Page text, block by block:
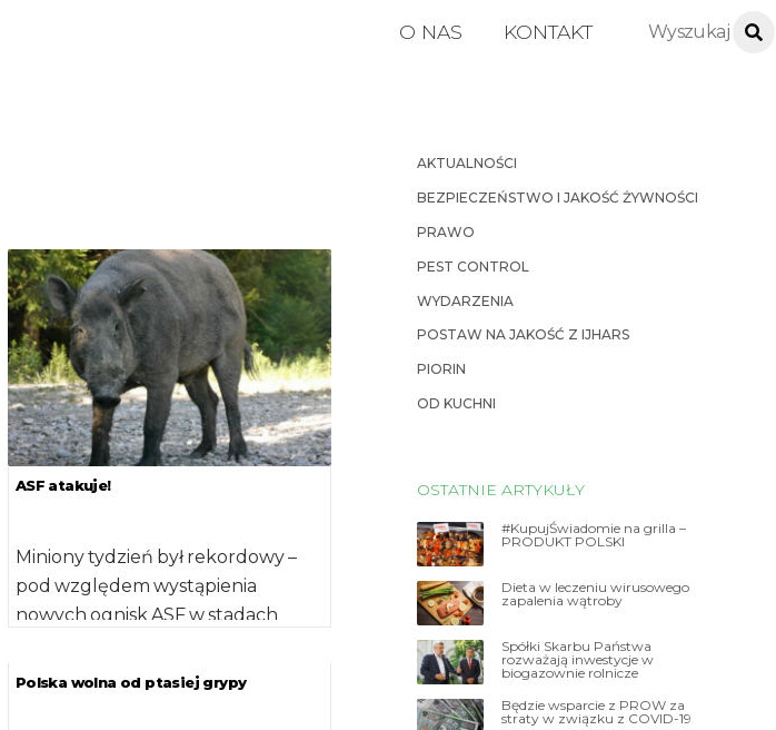
O NAS KONTAKT
ASF atakuje!
Miniony tydzień był rekordowy –
pod względem wystąpienia
nowych ognisk ASF w stadach
przypadków choroby […]
Polska wolna od ptasiej grypy
AKTUALNOŚCI
BEZPIECZEŃSTWO I JAKOŚĆ ŻYWNOŚCI
PRAWO
PEST CONTROL
WYDARZENIA
POSTAW NA JAKOŚĆ Z IJHARS
PIORIN
OD KUCHNI
OSTATNIE ARTYKUŁY
#KupujŚwiadomie na grilla –
PRODUKT POLSKI
Dieta w leczeniu wirusowego
zapalenia wątroby
Spółki Skarbu Państwa
rozważają inwestycje w
biogazownie rolnicze
Będzie wsparcie z PROW za
straty w związku z COVID-19